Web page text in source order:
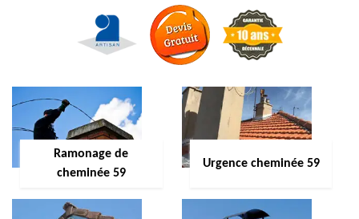
Ramonage de
cheminée 59
Urgence cheminée 59